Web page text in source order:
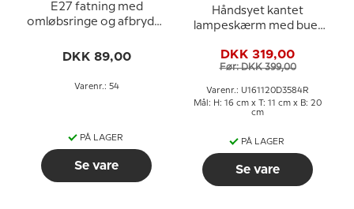
E27 fatning med
omløbsringe og afbryder
DKK 89,00
Varenr.: 54
PÅ LAGER
Se vare
Håndsyet kantet
lampeskærm med buer
med off white silke
DKK 319,00
Før: DKK 399,00
Varenr.: U161120D3584R
Mål: H: 16 cm x T: 11 cm x B: 20
cm
PÅ LAGER
Se vare